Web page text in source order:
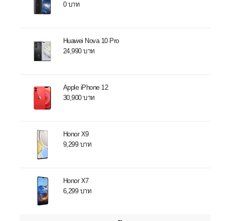
0 บาท
Huawei Nova 10 Pro
24,990 บาท
Apple iPhone 12
30,900 บาท
Honor X9
9,299 บาท
Honor X7
6,299 บาท